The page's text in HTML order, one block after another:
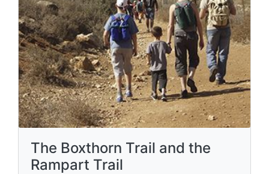
The Boxthorn Trail and the
Rampart Trail